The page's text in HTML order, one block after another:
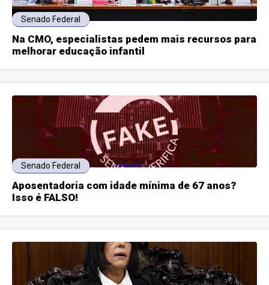
Senado Federal
Na CMO, especialistas pedem mais recursos para
melhorar educação infantil
Senado Federal
Aposentadoria com idade mínima de 67 anos?
Isso é FALSO!